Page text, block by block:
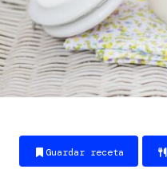
Guardar receta